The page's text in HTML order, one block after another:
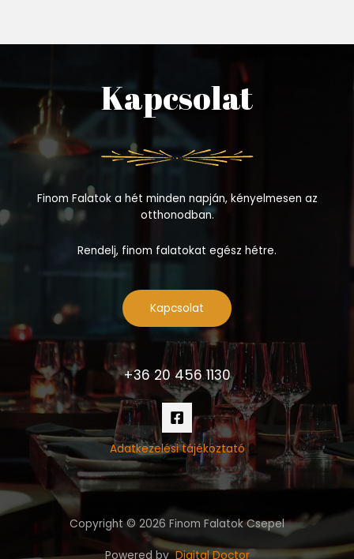
Kapcsolat
Finom Falatok a hét minden napján, kényelmesen az
otthonodban.
Rendelj, finom falatokat egész hétre.
Kapcsolat
+36 20 456 1130
Adatkezelési tájékoztató
Copyright © 2026 Finom Falatok Csepel
Powered byDigital Doctor